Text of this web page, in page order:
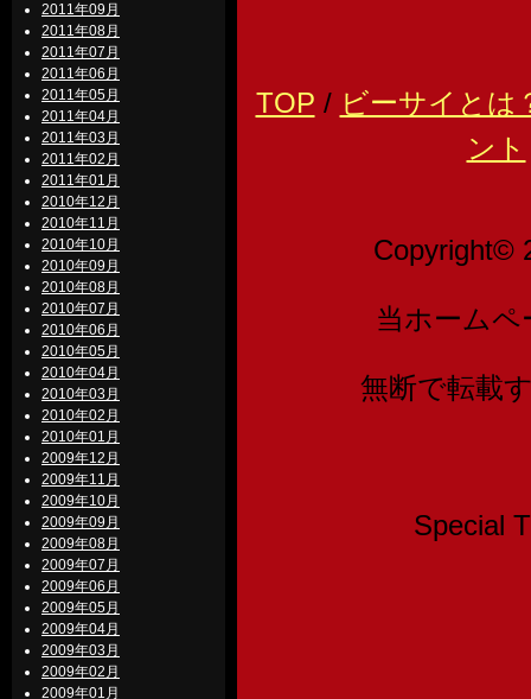
2011年09月
2011年08月
2011年07月
2011年06月
2011年05月
2011年04月
2011年03月
2011年02月
2011年01月
2010年12月
2010年11月
2010年10月
2010年09月
2010年08月
2010年07月
2010年06月
2010年05月
2010年04月
2010年03月
2010年02月
2010年01月
2009年12月
2009年11月
2009年10月
2009年09月
2009年08月
2009年07月
2009年06月
2009年05月
2009年04月
2009年03月
2009年02月
2009年01月
TOP / ビーサイとは
ント
Copyright©
当ホーム
無断で転載
Special